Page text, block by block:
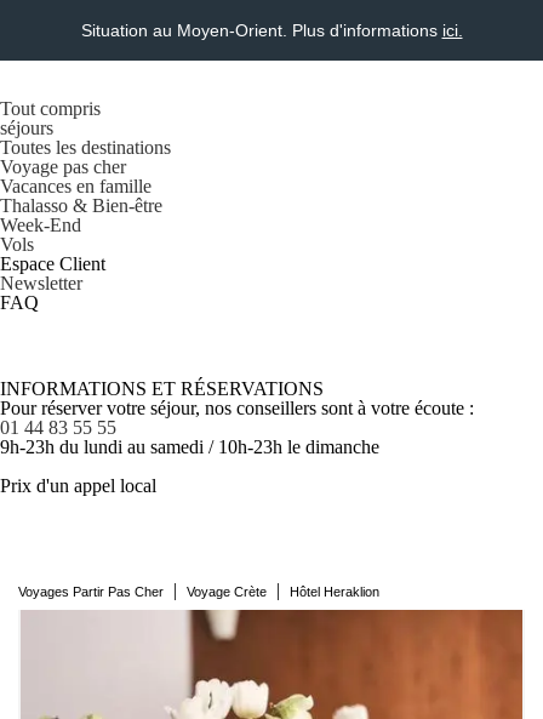
Situation au Moyen-Orient. Plus d'informations ici.
Tout compris
séjours
Toutes les destinations
Voyage pas cher
Vacances en famille
Thalasso & Bien-être
Week-End
Vols
Espace Client
Newsletter
FAQ
INFORMATIONS ET RÉSERVATIONS
Pour réserver votre séjour, nos conseillers sont à votre écoute :
01 44 83 55 55
9h-23h du lundi au samedi / 10h-23h le dimanche
Prix d'un appel local
Voyages Partir Pas Cher | Voyage Crète | Hôtel Heraklion